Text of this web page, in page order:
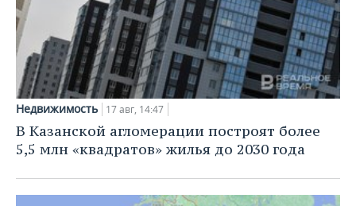
Недвижимость 17 авг, 14:47
В Казанской агломерации построят более
5,5 млн «квадратов» жилья до 2030 года